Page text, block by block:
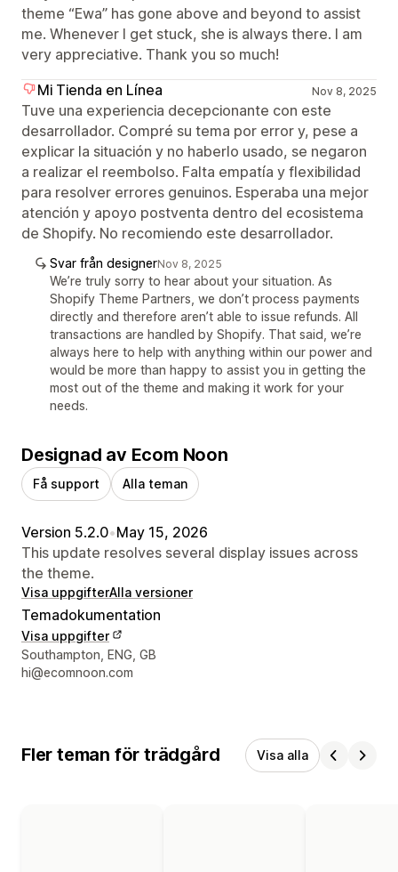
theme “Ewa” has gone above and beyond to assist
me. Whenever I get stuck, she is always there. I am
very appreciative. Thank you so much!
Mi Tienda en Línea
Nov 8, 2025
Tuve una experiencia decepcionante con este
desarrollador. Compré su tema por error y, pese a
explicar la situación y no haberlo usado, se negaron
a realizar el reembolso. Falta empatía y flexibilidad
para resolver errores genuinos. Esperaba una mejor
atención y apoyo postventa dentro del ecosistema
de Shopify. No recomiendo este desarrollador.
Svar från designerNov 8, 2025
We’re truly sorry to hear about your situation. As
Shopify Theme Partners, we don’t process payments
directly and therefore aren’t able to issue refunds. All
transactions are handled by Shopify. That said, we’re
always here to help with anything within our power and
would be more than happy to assist you in getting the
most out of the theme and making it work for your
needs.
Designad av Ecom Noon
Få support Alla teman
Version 5.2.0•May 15, 2026
This update resolves several display issues across
the theme.
Visa uppgifterAlla versioner
Temadokumentation
Visa uppgifter
Designerns kontaktuppgifter
Southampton, ENG, GB
hi@ecomnoon.com
Fler teman för trädgård Visa alla